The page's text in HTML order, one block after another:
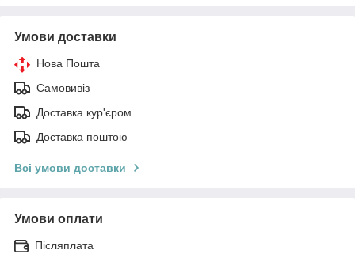
Умови доставки
Нова Пошта
Самовивіз
Доставка кур'єром
Доставка поштою
Всі умови доставки
Умови оплати
Післяплата